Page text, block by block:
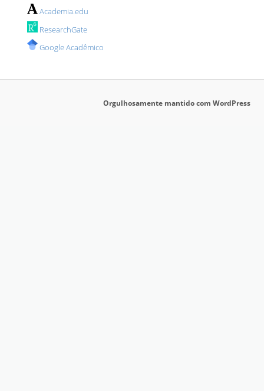
Academia.edu
ResearchGate
Google Acadêmico
Orgulhosamente mantido com WordPress